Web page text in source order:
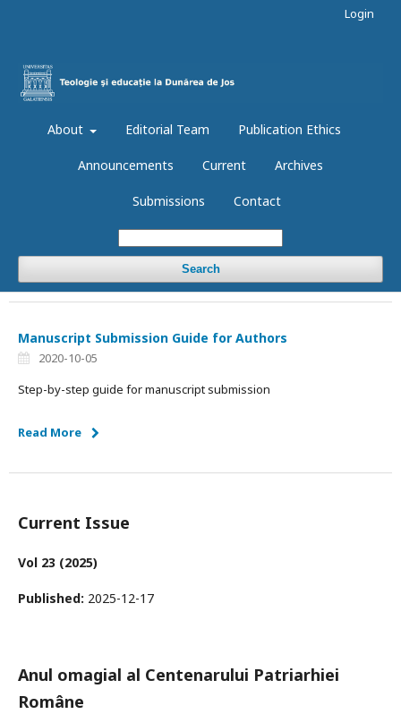
About Editorial Team Publication Ethics
Announcements Current Archives
Submissions Contact
Search
Login
Manuscript Submission Guide for Authors
2020-10-05
Step-by-step guide for manuscript submission
Read More
Current Issue
Vol 23 (2025)
Published: 2025-12-17
Anul omagial al Centenarului Patriarhiei
Române